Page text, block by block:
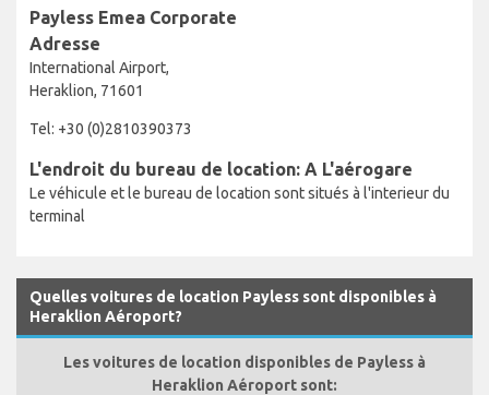
Payless Emea Corporate
Adresse
International Airport,
Heraklion, 71601
Tel: +30 (0)2810390373
L'endroit du bureau de location: A L'aérogare
Le véhicule et le bureau de location sont situés à l'interieur du
terminal
Quelles voitures de location Payless sont disponibles à
Heraklion Aéroport?
Les voitures de location disponibles de Payless à
Heraklion Aéroport sont: